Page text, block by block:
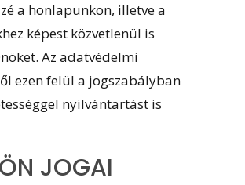
a honlapunkon, illetve a
képest közvetlenül is
Az adatvédelmi
ezen felül a jogszabályban
nyilvántartást is
JOGAI